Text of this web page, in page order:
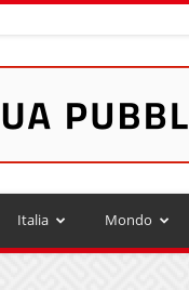
Italia Mondo